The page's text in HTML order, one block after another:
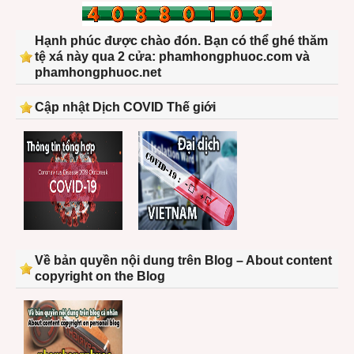
Hạnh phúc được chào đón. Bạn có thể ghé thăm
tệ xá này qua 2 cửa: phamhongphuoc.com và
phamhongphuoc.net
Cập nhật Dịch COVID Thế giới
Về bản quyền nội dung trên Blog – About content
copyright on the Blog